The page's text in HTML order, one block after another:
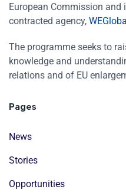
European Commission and
contracted agency,
The programme seeks to
knowledge and
relations and of EU
Pages
News
Stories
Opportunities